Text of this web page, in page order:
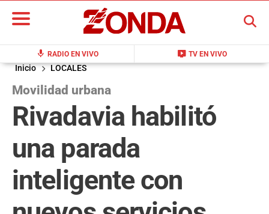
mic RADIO EN VIVO live_tv TV EN VIVO
BUSCAR
Inicio LOCALES
Movilidad urbana
Rivadavia habilitó
una parada
inteligente con